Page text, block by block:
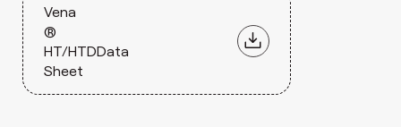
Vena
®
HT/HTDData
Sheet